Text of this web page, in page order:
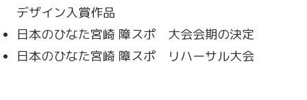
デザイン入賞作品
日本のひなた宮崎 障スポ 大会会期の決定
日本のひなた宮崎 障スポ リハーサル大会